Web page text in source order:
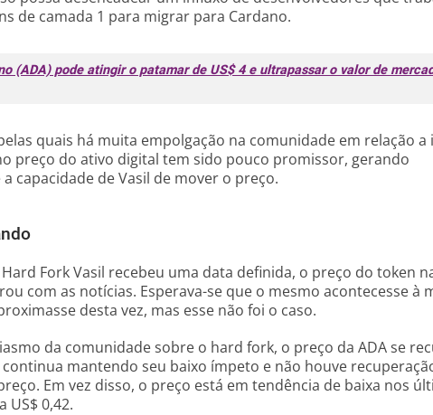
de camada 1 para migrar para Cardano.
(ADA) pode atingir o patamar de US$ 4 e ultrapassar o valor de
quais há muita empolgação na comunidade em relação a
preço do ativo digital tem sido pouco promissor, gerando
capacidade de Vasil de mover o preço.
Fork Vasil recebeu uma data definida, o preço do token
com as notícias. Esperava-se que o mesmo acontecesse à
desta vez, mas esse não foi o caso.
da comunidade sobre o hard fork, o preço da ADA se
mantendo seu baixo ímpeto e não houve
Em vez disso, o preço está em tendência de baixa nos
US$ 0,42.